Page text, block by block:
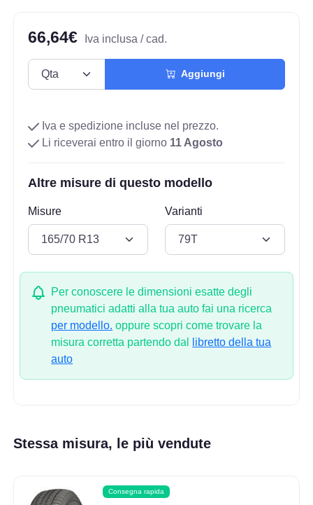
66,64€ Iva inclusa / cad.
Aggiungi
Iva e spedizione incluse nel prezzo.
Li riceverai entro il giorno 11 Agosto
Altre misure di questo modello
Misure Varianti
Per conoscere le dimensioni esatte degli
pneumatici adatti alla tua auto fai una ricerca
per modello. oppure scopri come trovare la
misura corretta partendo dal
libretto della tua
auto
Stessa misura, le più vendute
Consegna rapida